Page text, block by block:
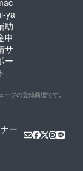
ya
助
申
サ
ー
ト
ーブの登録商標です。
ー